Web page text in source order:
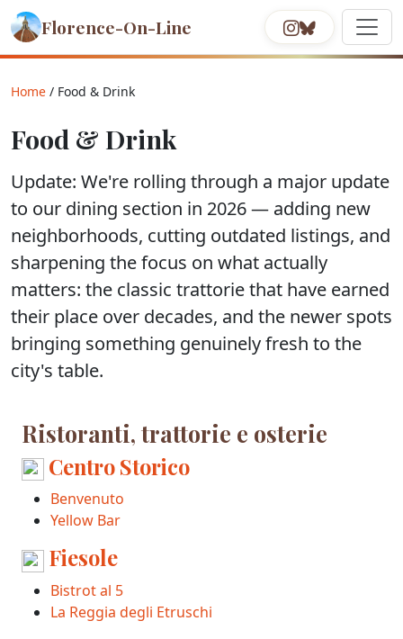
Florence-On-Line
Home / Food & Drink
Food & Drink
Update: We're rolling through a major update
to our dining section in 2026 — adding new
neighborhoods, cutting outdated listings, and
sharpening the focus on what actually
matters: the classic trattorie that have earned
their place over decades, and the newer spots
bringing something genuinely fresh to the
city's table.
Ristoranti, trattorie e osterie
Centro Storico
Benvenuto
Yellow Bar
Fiesole
Bistrot al 5
La Reggia degli Etruschi